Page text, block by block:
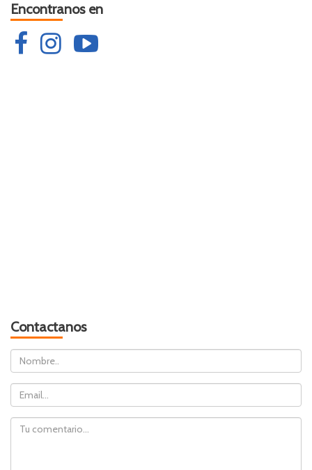
Encontranos en
Contactanos
Nombre
Email
Comentario